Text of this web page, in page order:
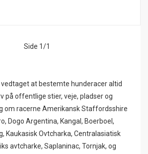
Side 1/1
vedtaget at bestemte hunderacer altid
på offentlige stier, veje, pladser og
om racerne Amerikansk Staffordsshire
Dogo Argentina, Kangal, Boerboel,
Kaukasisk Ovtcharka, Centralasiatisk
avtcharke, Saplaninac, Tornjak, og